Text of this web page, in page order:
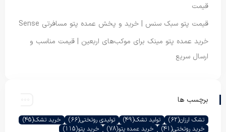
قیمت
قیمت پتو سبک سنس | خرید و پخش عمده پتو مسافرتی Sense
خرید عمده پتو مینک برای موکب‌های اربعین | قیمت مناسب و
ارسال سریع
برچسب ها
تشک ارزان(62) تولید تشک(49) تولیدی روتختی(66) خرید تشک(45)
خرید روتختی(41) خرید عمده پتو(78) خرید پتو(115)